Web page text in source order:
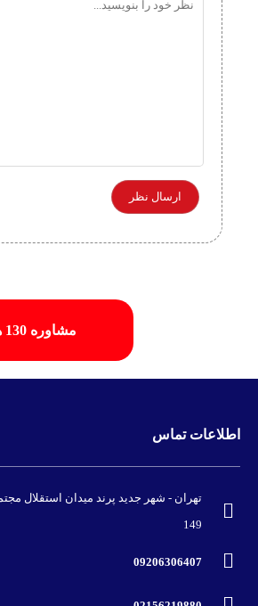
مشاوره 130 هزار تومان
اطلاعات تماس
149
09206306407